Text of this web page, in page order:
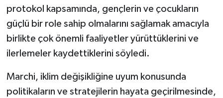
protokol kapsamında, gençlerin ve çocukların
güçlü bir role sahip olmalarını sağlamak amacıyla
birlikte çok önemli faaliyetler yürüttüklerini ve
ilerlemeler kaydettiklerini söyledi.
Marchi, iklim değişikliğine uyum konusunda
politikaların ve stratejilerin hayata geçirilmesinde,